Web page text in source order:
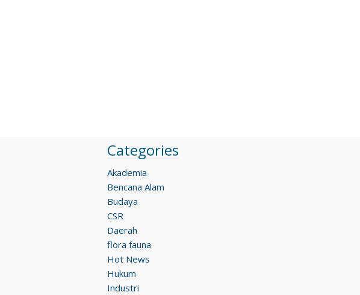
Categories
Akademia
Bencana Alam
Budaya
CSR
Daerah
flora fauna
Hot News
Hukum
Industri